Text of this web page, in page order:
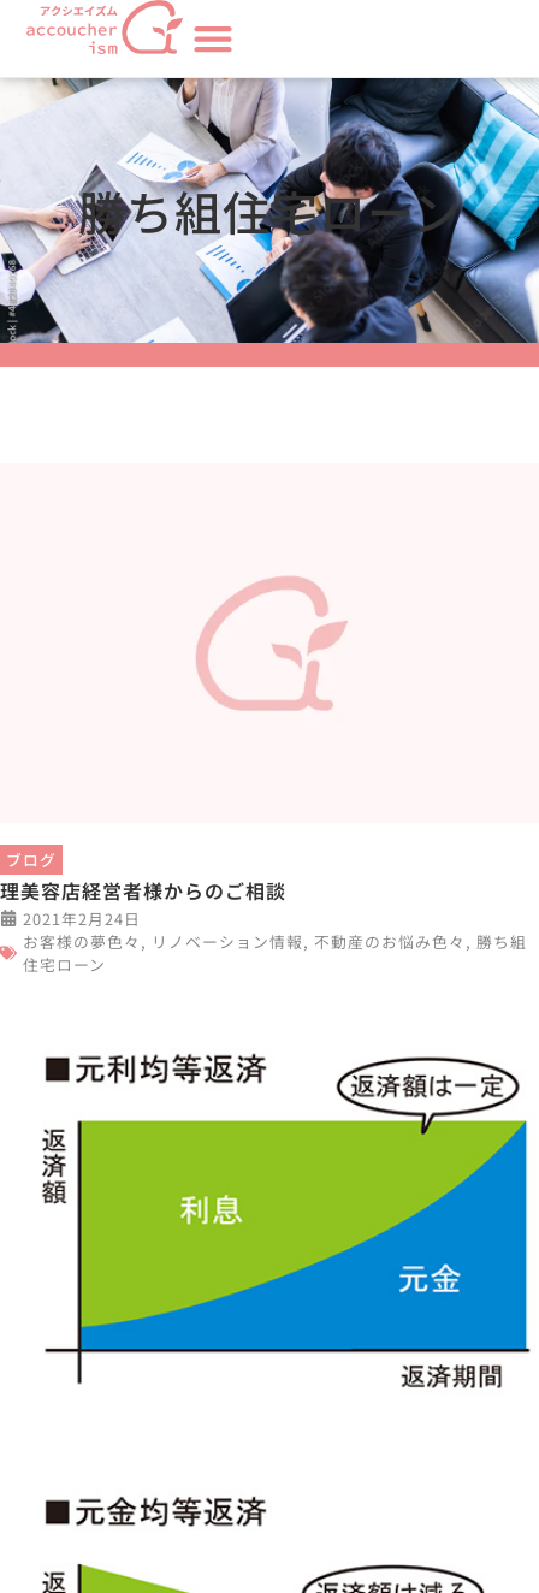
勝ち組住宅ローン
ブログ
理美容店経営者様からのご相談
2021年2月24日
お客様の夢色々 , リノベーション情報, 不動産のお悩み色々 , 勝ち組
住宅ローン